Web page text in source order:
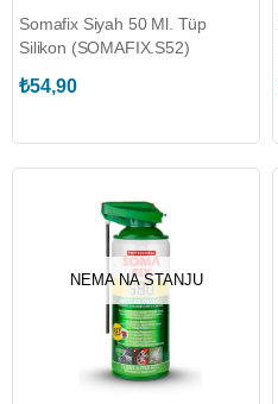
Somafix Siyah 50 Ml. Tüp
Silikon (SOMAFIX.S52)
₺54,90
NEMA NA STANJU